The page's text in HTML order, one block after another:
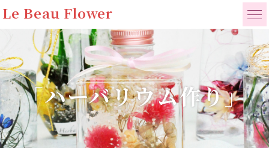
Le Beau Flower
「ハーバリウム作り」